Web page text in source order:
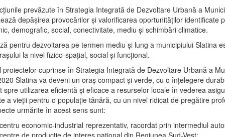
prevăzute în Strategia Integrată de Dezvoltare Urbană a
depășirea provocărilor şi valorificarea oportunităţilor identificate
demografic, social, conectivitate, mediu şi schimbări climatice.
pentru dezvoltarea pe termen mediu şi lung a municipiului Slatina
la nivel fizico-spaţial, social şi funcţional.
proiectelor cuprinse în Strategia Integrată de Dezvoltare Urbană a
Slatina va deveni un oraş compact şi verde, cu o înţelegere
spre utilizarea eficientă şi eficace a resurselor locale în vederea
a vieţii pentru o populaţie tânără, cu un nivel ridicat de pregătire
urmărite în acest sens sunt:
economic-industrial reprezentativ, racordat prin intermediul
de producţie de interes naţional din Regiunea Sud-Vest;